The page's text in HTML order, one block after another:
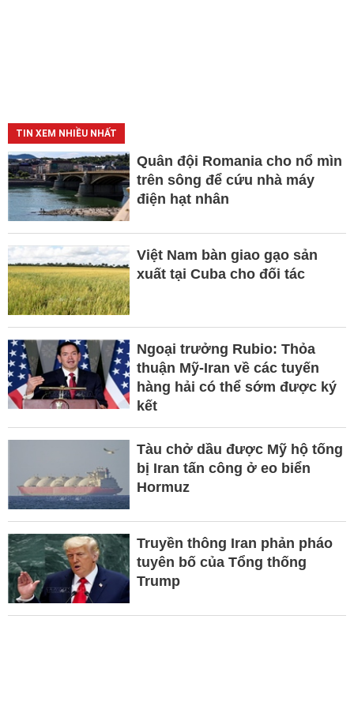
TIN XEM NHIỀU NHẤT
Quân đội Romania cho nổ mìn
trên sông để cứu nhà máy
điện hạt nhân
Việt Nam bàn giao gạo sản
xuất tại Cuba cho đối tác
Ngoại trưởng Rubio: Thỏa
thuận Mỹ-Iran về các tuyến
hàng hải có thể sớm được ký
kết
Tàu chở dầu được Mỹ hộ tống
bị Iran tấn công ở eo biển
Hormuz
Truyền thông Iran phản pháo
tuyên bố của Tổng thống
Trump